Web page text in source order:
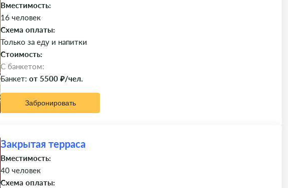
Вместимость:
16 человек
Схема оплаты:
Только за еду и напитки
Стоимость:
C банкетом:
Банкет: от 5500 ₽/чел.
Забронировать
Закрытая терраса
Вместимость:
40 человек
Схема оплаты: